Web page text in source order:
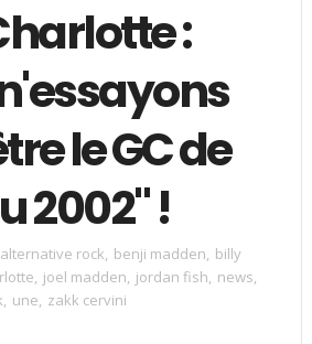
:
le GC de
2002" !
alternative rock, benji madden, billy
, joel madden, jordan fish, news,
, une, zakk cervini